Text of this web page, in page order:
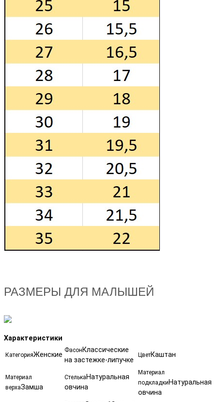
РАЗМЕРЫ ДЛЯ МАЛЫШЕЙ
Характеристики
КатегорияЖенские
Фасон Классические
на застежке-липучке
ЦветКаштан
Материал
верхаЗамша
Стелька Натуральная
овчина
Материал
подкладки Натуральная
овчина